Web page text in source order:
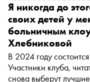
Я никогда до
своих детей у
больничным
Хлебниковой
В 2024 году
Участники клуба,
снова выберут